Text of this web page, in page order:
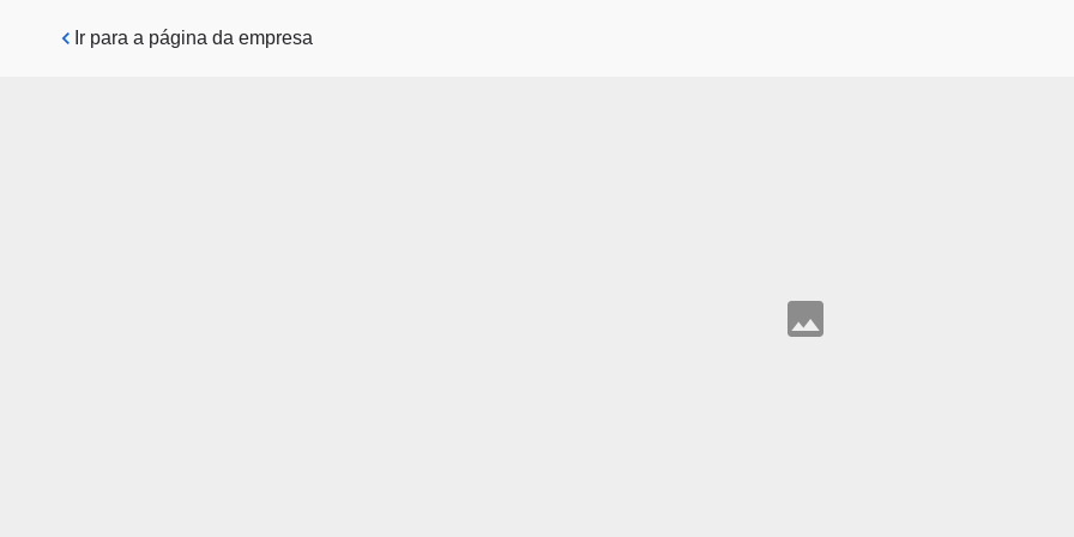
Pular para o conteúdo principal
Ir para a página da empresa